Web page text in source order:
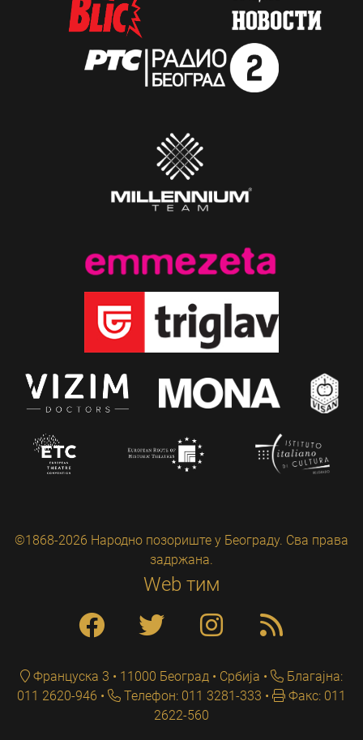
©1868-2026 Народно позориште у Београду. Сва права
задржана.
Web тим
Француска 3 • 11000 Београд • Србија
Благајна:
011 2620-946
Телефон: 011 3281-333
Факс: 011
2622-560